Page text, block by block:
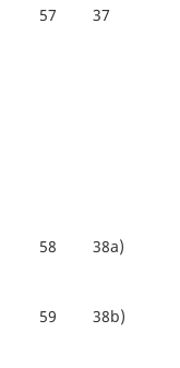
57 37
58 38a)
59 38b)